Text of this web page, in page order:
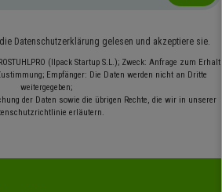
Datenschutzerklärung gelesen und akzeptiere sie.
(Ilpack Startup S.L.); Zweck: Anfrage zum Erhalt
Empfänger: Die Daten werden nicht an Dritte
weitergegeben;
der Daten sowie die übrigen Rechte, die wir in unserer
erläutern.